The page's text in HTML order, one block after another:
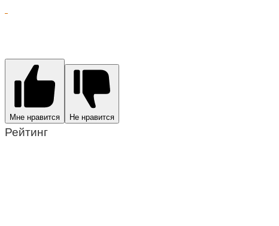
Мне нравится Не нравится
Рейтинг